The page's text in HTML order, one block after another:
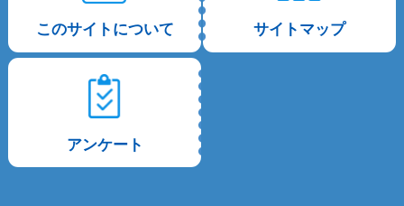
このサイトについて サイトマップ
アンケート